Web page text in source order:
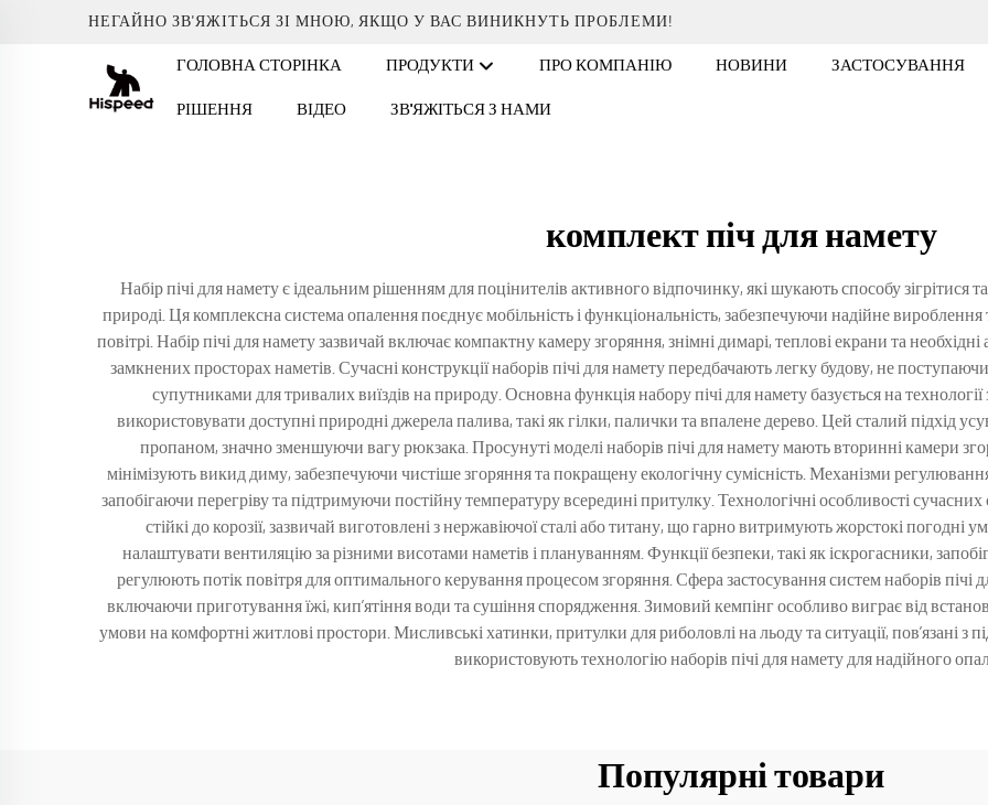
НЕГАЙНО ЗВ'ЯЖІТЬСЯ ЗІ МНОЮ, ЯКЩО У ВАС ВИНИКНУТЬ ПРОБЛЕМИ!
ГОЛОВНА СТОРІНКА ПРОДУКТИ ПРО КОМПАНІЮ НОВИНИ ЗАСТОСУВАННЯ
РІШЕННЯ ВІДЕО ЗВ'ЯЖІТЬСЯ З НАМИ
комплект піч для намету
Набір пічі для намету є ідеальним рішенням для поцінителів активного відпочинку, які шукають способу зігрітися
природі. Ця комплексна система опалення поєднує мобільність і функціональність, забезпечуючи надійне
повітрі. Набір пічі для намету зазвичай включає компактну камеру згоряння, знімні димарі, теплові екрани та
замкнених просторах наметів. Сучасні конструкції наборів пічі для намету передбачають легку будову, не
супутниками для тривалих виїздів на природу. Основна функція набору пічі для намету базується на
використовувати доступні природні джерела палива, такі як гілки, палички та впалене дерево. Цей сталий підхід
пропаном, значно зменшуючи вагу рюкзака. Просунуті моделі наборів пічі для намету мають вторинні камери
мінімізують викид диму, забезпечуючи чистіше згоряння та покращену екологічну сумісність. Механізми
запобігаючи перегріву та підтримуючи постійну температуру всередині притулку. Технологічні особливості
стійкі до корозії, зазвичай виготовлені з нержавіючої сталі або титану, що гарно витримують жорстокі погодні
налаштувати вентиляцію за різними висотами наметів і плануванням. Функції безпеки, такі як іскрогасники,
регулюють потік повітря для оптимального керування процесом згоряння. Сфера застосування систем наборів пічі
включаючи приготування їжі, кип’ятіння води та сушіння спорядження. Зимовий кемпінг особливо виграє від
умови на комфортні житлові простори. Мисливські хатинки, притулки для риболовлі на льоду та ситуації, пов’язані з
використовують технологію наборів пічі для намету для надійного
Популярні товари